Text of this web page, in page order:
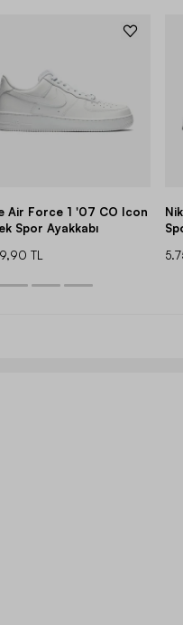
Air Force 1 '07 CO Icon
Spor Ayakkabı
TL